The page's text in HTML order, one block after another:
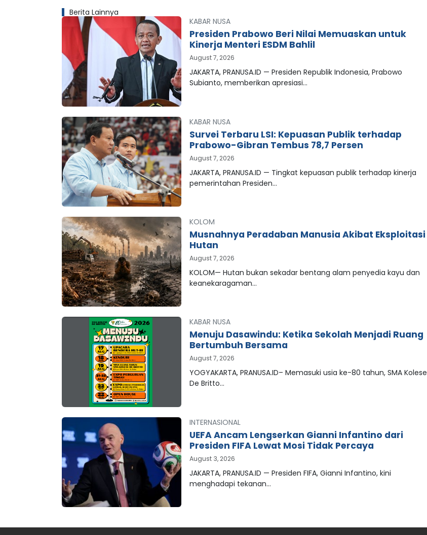
Berita Lainnya
KABAR NUSA
Presiden Prabowo Beri Nilai Memuaskan untuk
Kinerja Menteri ESDM Bahlil
August 7, 2026
JAKARTA, PRANUSA.ID — Presiden Republik Indonesia, Prabowo
Subianto, memberikan apresiasi…
KABAR NUSA
Survei Terbaru LSI: Kepuasan Publik terhadap
Prabowo-Gibran Tembus 78,7 Persen
August 7, 2026
JAKARTA, PRANUSA.ID — Tingkat kepuasan publik terhadap kinerja
pemerintahan Presiden…
KOLOM
Musnahnya Peradaban Manusia Akibat Eksploitasi
Hutan
August 7, 2026
KOLOM— Hutan bukan sekadar bentang alam penyedia kayu dan
keanekaragaman…
KABAR NUSA
Menuju Dasawindu: Ketika Sekolah Menjadi Ruang
Bertumbuh Bersama
August 7, 2026
YOGYAKARTA, PRANUSA.ID– Memasuki usia ke-80 tahun, SMA Kolese
De Britto…
INTERNASIONAL
UEFA Ancam Lengserkan Gianni Infantino dari
Presiden FIFA Lewat Mosi Tidak Percaya
August 3, 2026
JAKARTA, PRANUSA.ID — Presiden FIFA, Gianni Infantino, kini
menghadapi tekanan…